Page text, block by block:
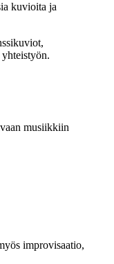
kuvioita ja
musiikkiin
improvisaatio,